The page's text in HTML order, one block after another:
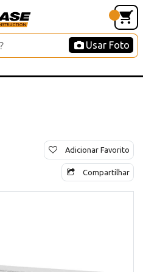
Usar Foto
Adicionar Favorito
Compartilhar